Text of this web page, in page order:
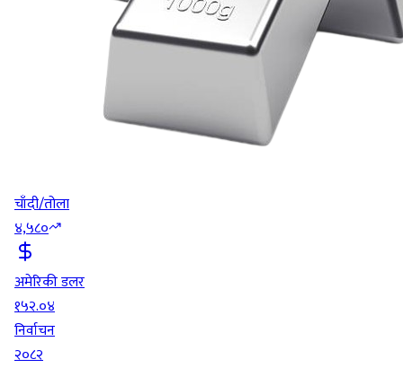
चाँदी/तोला
४,५८०
अमेरिकी डलर
१५२.०४
निर्वाचन
२०८२